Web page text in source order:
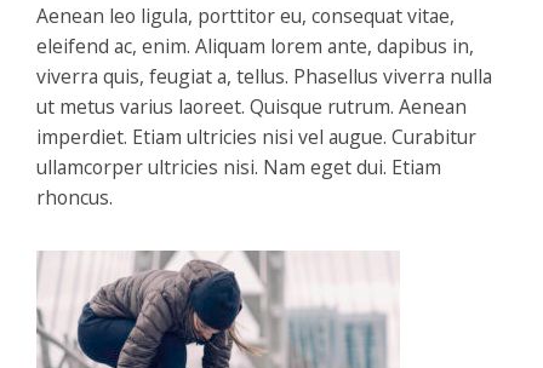
Aenean leo ligula, porttitor eu, consequat vitae,
eleifend ac, enim. Aliquam lorem ante, dapibus in,
viverra quis, feugiat a, tellus. Phasellus viverra nulla
ut metus varius laoreet. Quisque rutrum. Aenean
imperdiet. Etiam ultricies nisi vel augue. Curabitur
ullamcorper ultricies nisi. Nam eget dui. Etiam
rhoncus.